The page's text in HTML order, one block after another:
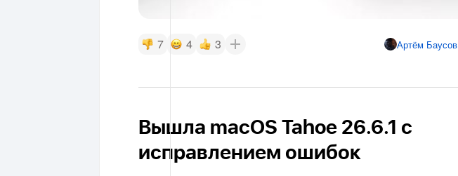
7 4 3 Артём Баусов
Вышла macOS Tahoe 26.6.1 с
исправлением ошибок